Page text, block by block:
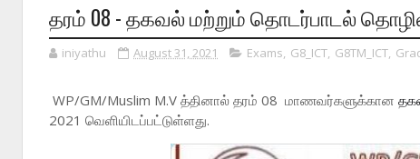
தரம் 08 - தகவல் மற்றும் தொடர்பாடல்
iniyathu August 31, 2021 Exams, G8_ICT, G8TM_ICT,
WP/GM/Muslim M.V த்தினால் தரம் 08 மாணவர்களுக்கான
2021 வெளியிடப்பட்டுள்ளது.